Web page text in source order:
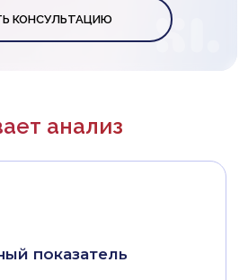
КОНСУЛЬТАЦИЮ
анализ
показатель